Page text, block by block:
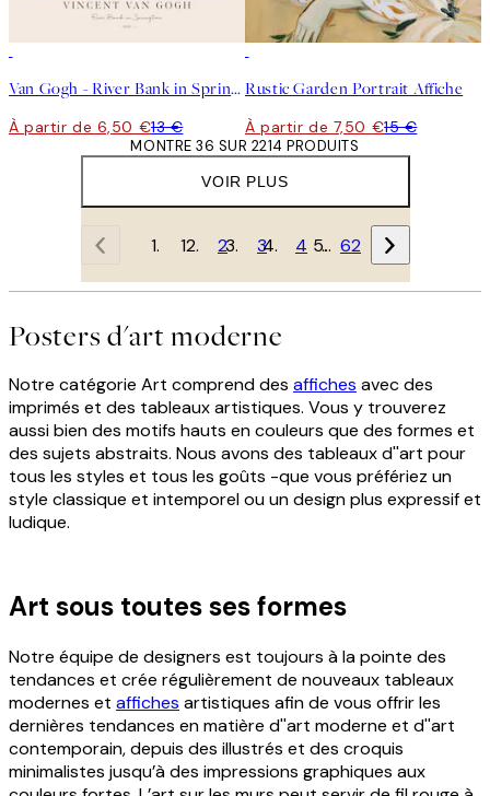
Van Gogh - River Bank in Springtime Affiche
À partir de 6,50 €13 €
Rustic Garden Portrait Affiche
À partir de 7,50 €15 €
VOIR PLUS
MONTRE 36 SUR 2214 PRODUITS
1 2 3 4 … 62
Posters d'art moderne
Notre catégorie Art comprend des affiches avec des
imprimés et des tableaux artistiques. Vous y trouverez
aussi bien des motifs hauts en couleurs que des formes et
des sujets abstraits. Nous avons des tableaux d''art pour
tous les styles et tous les goûts -que vous préfériez un
style classique et intemporel ou un design plus expressif et
ludique.
Art sous toutes ses formes
Notre équipe de designers est toujours à la pointe des
tendances et crée régulièrement de nouveaux tableaux
modernes et affiches artistiques afin de vous offrir les
dernières tendances en matière d''art moderne et d''art
contemporain, depuis des illustrés et des croquis
minimalistes jusqu’à des impressions graphiques aux